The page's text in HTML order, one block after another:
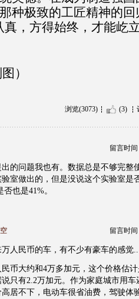
种极致的工匠精神的
真，方得始终，才能屹
）
浏览(3073) (3)
留言时间
的问题我也有。数据总是不够完整
室做出的，但是没说这个实验室是
也是41%。
留言时间
万人民币的车，有不少有豪车的感觉
币大约和4万多加元，这个价格估
只有2.2万加元。作为家庭城市用
居不下，电动车很省油费，驾驶体